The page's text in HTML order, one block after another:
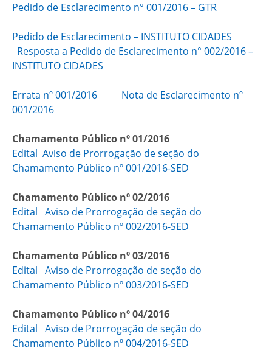
Pedido de Esclarecimento n° 001/2016 – GTR
Pedido de Esclarecimento – INSTITUTO CIDADES
Resposta a Pedido de Esclarecimento n° 002/2016 –
INSTITUTO CIDADES
Errata nº 001/2016
Nota de Esclarecimento nº
001/2016
Chamamento Público nº 01/2016
Edital Aviso de Prorrogação de seção do
Chamamento Público nº 001/2016-SED
Chamamento Público nº 02/2016
Edital Aviso de Prorrogação de seção do
Chamamento Público nº 002/2016-SED
Chamamento Público nº 03/2016
Edital Aviso de Prorrogação de seção do
Chamamento Público nº 003/2016-SED
Chamamento Público nº 04/2016
Edital Aviso de Prorrogação de seção do
Chamamento Público nº 004/2016-SED